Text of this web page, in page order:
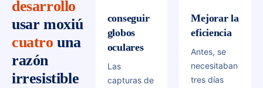
al mismo
tiempo.
vista.
pasen de
moda.
ir al banco
desarrollo
usarmoxiú
cuatro una
razón
irresistible
conseguir
globos
oculares
Las
capturas de
Mejorar la
eficiencia
Antes, se
necesitaban
tres días